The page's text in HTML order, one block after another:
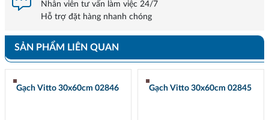
Nhân viên tư vấn làm việc 24/7
Hỗ trợ đặt hàng nhanh chóng
SẢN PHẨM LIÊN QUAN
Gạch Vitto 30x60cm 02846 Gạch Vitto 30x60cm 02845